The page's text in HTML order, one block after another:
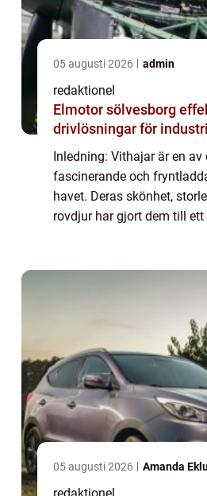
05 augusti 2026 admin
redaktionel
Elmotor sölvesborg effektiva
drivlösningar för
Inledning: Vithajar är en av
fascinerande och
havet. Deras skönhet,
rovdjur har gjort dem till
05 augusti 2026 Amanda